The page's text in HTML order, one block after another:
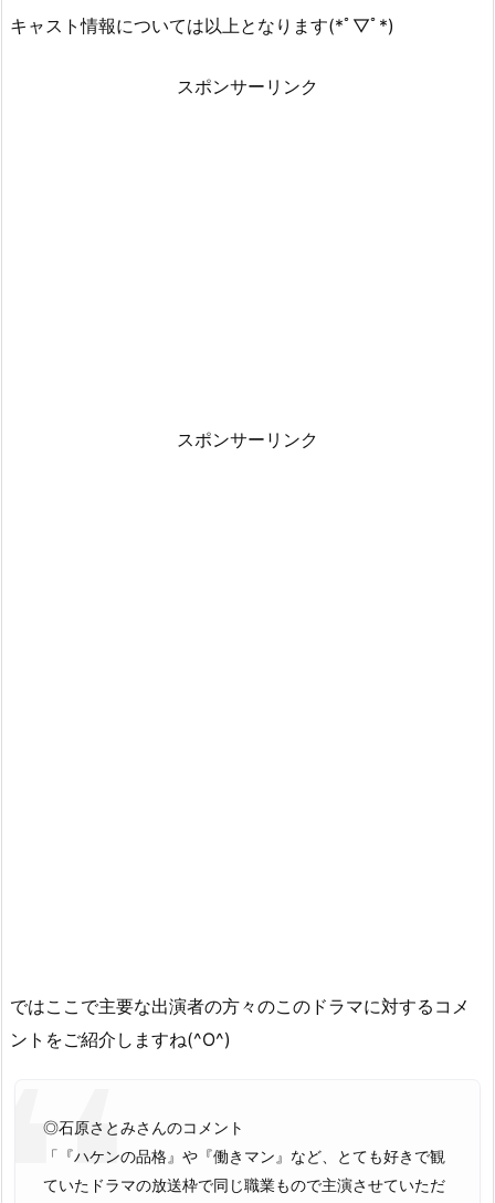
キャスト情報については以上となります(*ﾟ▽ﾟ*)
スポンサーリンク
スポンサーリンク
ではここで主要な出演者の方々のこのドラマに対するコメ
ントをご紹介しますね(^O^)
◎石原さとみさんのコメント
「『ハケンの品格』や『働きマン』など、とても好きで観
ていたドラマの放送枠で同じ職業もので主演させていただ